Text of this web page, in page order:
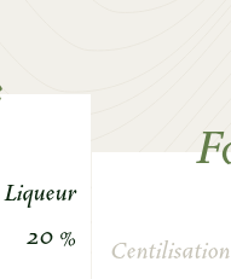
Liqueur
20 % Centilisation